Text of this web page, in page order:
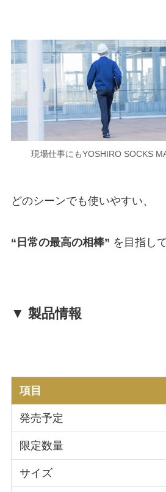
現場仕事にもYOSHIRO SOCKS
どのシーンでも使いやすい、
“日常の最高の相棒” を目指し
▼ 製品情報
項目
発売予定
限定数量
サイズ